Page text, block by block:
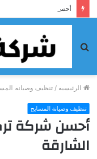
أحسن شركة تنظيف فى
الرئيسية / تنظيف وصيانة
تنظيف وصيانة المسابح
أحسن شركة
الشارقة